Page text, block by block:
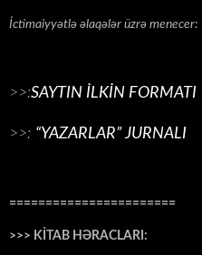
İctimaiyyətlə əlaqələr üzrə menecer:
>>:SAYTIN İLKİN FORMATI
>>: “YAZARLAR” JURNALI
=======================
>>> KİTAB HƏRACLARI: